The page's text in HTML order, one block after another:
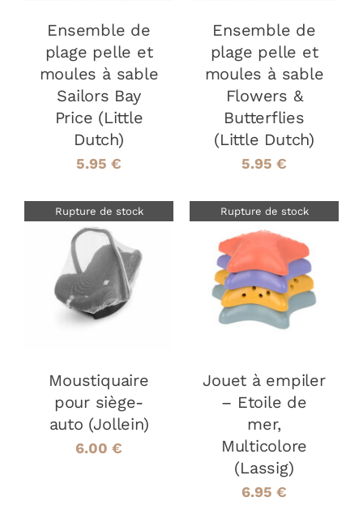
Ensemble de
plage pelle et
moules à sable
Sailors Bay
Price (Little
Dutch)
5.95 €
Ensemble de
plage pelle et
moules à sable
Flowers &
Butterflies
(Little Dutch)
5.95 €
Rupture de stock
DÉTAILS
Moustiquaire
pour siège-
auto (Jollein)
6.00 €
Rupture de stock
DÉTAILS
Jouet à empiler
– Etoile de
mer,
Multicolore
(Lassig)
6.95 €